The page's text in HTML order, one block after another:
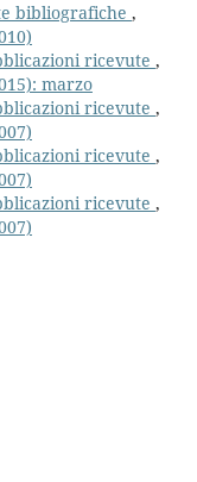
bibliografiche ,
ricevute ,
marzo
ricevute ,
ricevute ,
ricevute ,